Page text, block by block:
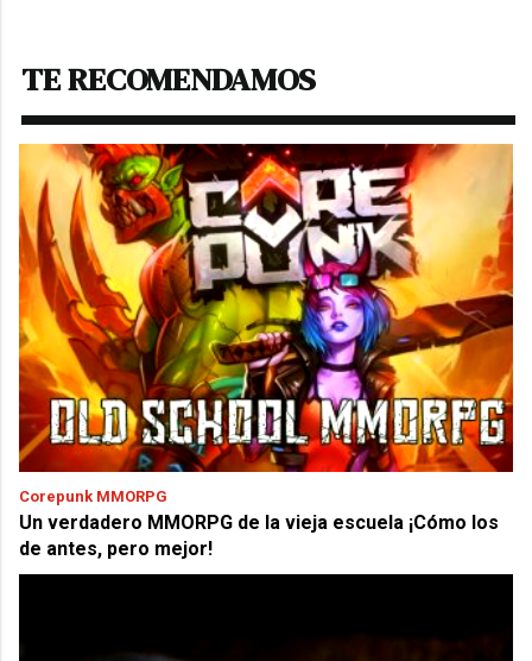
TE RECOMENDAMOS
Corepunk MMORPG
Un verdadero MMORPG de la vieja escuela ¡Cómo los
de antes, pero mejor!